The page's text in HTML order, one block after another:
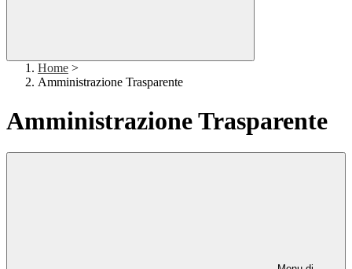
Home >
Amministrazione Trasparente
Amministrazione Trasparente